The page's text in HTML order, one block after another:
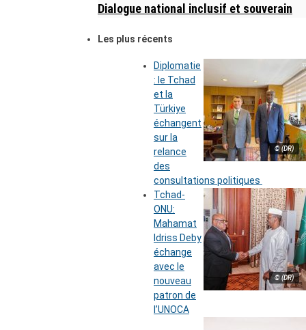
Dialogue national inclusif et souverain
Les plus récents
© (DR)
Diplomatie
: le Tchad
et la
Türkiye
échangent
sur la
relance
des
consultations politiques
© (DR)
Tchad-
ONU:
Mahamat
Idriss Deby
échange
avec le
nouveau
patron de
l’UNOCA